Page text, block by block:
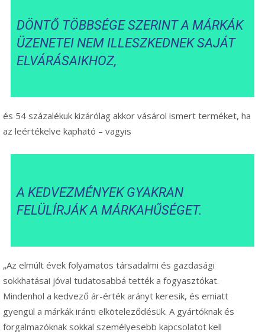
DÖNTŐ TÖBBSÉGE SZERINT A MÁRKÁK
ÜZENETEI NEM ILLESZKEDNEK SAJÁT
ELVÁRÁSAIKHOZ,
és 54 százalékuk kizárólag akkor vásárol ismert terméket, ha
az leértékelve kapható – vagyis
A KEDVEZMÉNYEK GYAKRAN
FELÜLÍRJÁK A MÁRKAHŰSÉGET.
„Az elmúlt évek folyamatos társadalmi és gazdasági
sokkhatásai jóval tudatosabbá tették a fogyasztókat.
Mindenhol a kedvező ár-érték arányt keresik, és emiatt
gyengül a márkák iránti elköteleződésük. A gyártóknak és
forgalmazóknak sokkal személyesebb kapcsolatot kell